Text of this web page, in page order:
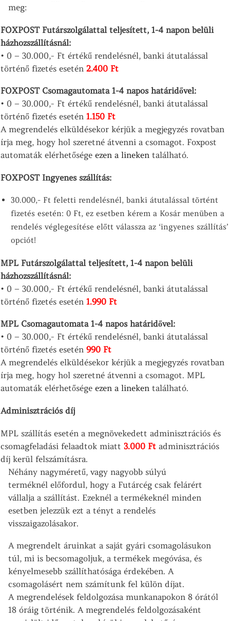
meg:
FOXPOST Futárszolgálattal teljesített, 1-4 napon belüli
házhozszállításnál:
• 0 – 30.000,- Ft értékű rendelésnél, banki átutalással
történő fizetés esetén 2.400 Ft
FOXPOST Csomagautomata 1-4 napos határidővel:
• 0 – 30.000,- Ft értékű rendelésnél, banki átutalással
történő fizetés esetén 1.150 Ft
A megrendelés elküldésekor kérjük a megjegyzés rovatban
írja meg, hogy hol szeretné átvenni a csomagot. Foxpost
automaták elérhetősége ezen a lineken található.
FOXPOST Ingyenes szállítás:
30.000,- Ft feletti rendelésnél, banki átutalással történt
fizetés esetén: 0 Ft, ez esetben kérem a Kosár menüben a
rendelés véglegesítése előtt válassza az ‘ingyenes szállítás’
opciót!
MPL Futárszolgálattal teljesített, 1-4 napon belüli
házhozszállításnál:
• 0 – 30.000,- Ft értékű rendelésnél, banki átutalással
történő fizetés esetén 1.990 Ft
MPL Csomagautomata 1-4 napos határidővel:
• 0 – 30.000,- Ft értékű rendelésnél, banki átutalással
történő fizetés esetén 990 Ft
A megrendelés elküldésekor kérjük a megjegyzés rovatban
írja meg, hogy hol szeretné átvenni a csomagot. MPL
automaták elérhetősége ezen a lineken található.
Adminisztrációs díj
MPL szállítás esetén a megnövekedett adminisztrációs és
csomagfeladási felaadtok miatt 3.000 Ft adminisztrációs
díj kerül felszámításra.
Néhány nagyméretű, vagy nagyobb súlyú
terméknél előfordul, hogy a Futárcég csak felárért
vállalja a szállítást. Ezeknél a termékeknél minden
esetben jelezzük ezt a tényt a rendelés
visszaigazolásakor.
A megrendelt áruinkat a saját gyári csomagolásukon
túl, mi is becsomagoljuk, a termékek megóvása, és
kényelmesebb szállíthatósága érdekében. A
csomagolásért nem számítunk fel külön díjat.
A megrendelések feldolgozása munkanapokon 8 órától
18 óráig történik. A megrendelés feldolgozásaként